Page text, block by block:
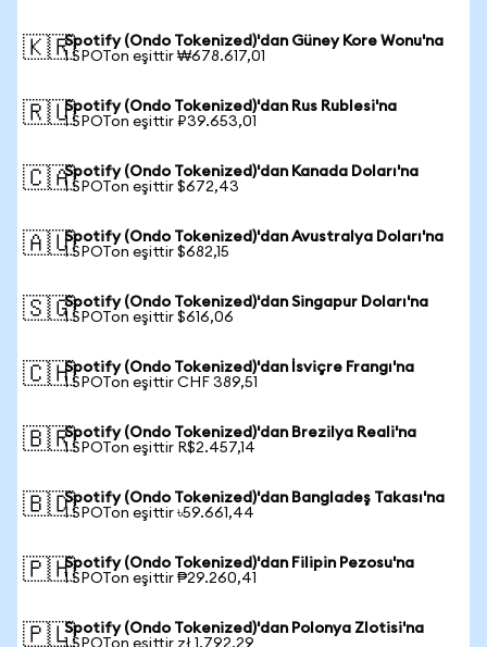
🇰🇷Spotify (Ondo Tokenized)'dan Güney Kore Wonu'na
1 SPOTon eşittir ₩678.617,01
🇷🇺Spotify (Ondo Tokenized)'dan Rus Rublesi'na
1 SPOTon eşittir ₽39.653,01
🇨🇦Spotify (Ondo Tokenized)'dan Kanada Doları'na
1 SPOTon eşittir $672,43
🇦🇺Spotify (Ondo Tokenized)'dan Avustralya Doları'na
1 SPOTon eşittir $682,15
🇸🇬Spotify (Ondo Tokenized)'dan Singapur Doları'na
1 SPOTon eşittir $616,06
🇨🇭Spotify (Ondo Tokenized)'dan İsviçre Frangı'na
1 SPOTon eşittir CHF 389,51
🇧🇷Spotify (Ondo Tokenized)'dan Brezilya Reali'na
1 SPOTon eşittir R$2.457,14
🇧🇩Spotify (Ondo Tokenized)'dan Bangladeş Takası'na
1 SPOTon eşittir ৳59.661,44
🇵🇭Spotify (Ondo Tokenized)'dan Filipin Pezosu'na
1 SPOTon eşittir ₱29.260,41
🇵🇱Spotify (Ondo Tokenized)'dan Polonya Zlotisi'na
1 SPOTon eşittir zł 1.792,29